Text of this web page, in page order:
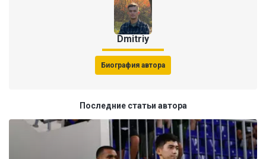
Dmitriy
Биография автора
Последние статьи автора